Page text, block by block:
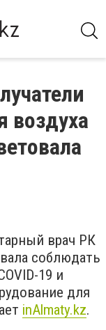
воздуха
врач РК
соблюдать
19 и
для
inAlmaty.kz.